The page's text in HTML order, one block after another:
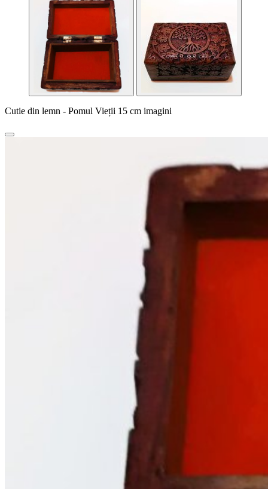
Cutie din lemn - Pomul Vieții 15 cm imagini